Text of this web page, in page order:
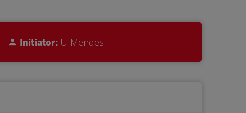
Initiator: U Mendes